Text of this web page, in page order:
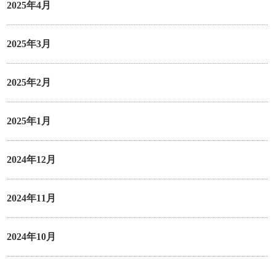
2025年4月
2025年3月
2025年2月
2025年1月
2024年12月
2024年11月
2024年10月